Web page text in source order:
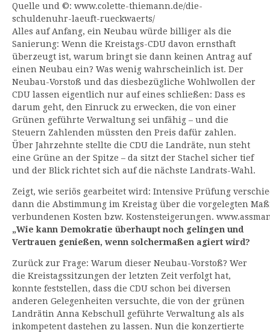
Quelle und ©: www.colette-thiemann.de/die-
schuldenuhr-laeuft-rueckwaerts/
Alles auf Anfang, ein Neubau würde billiger als die
Sanierung: Wenn die Kreistags-CDU davon ernsthaft
überzeugt ist, warum bringt sie dann keinen Antrag auf
einen Neubau ein? Was wenig wahrscheinlich ist. Der
Neubau-Vorstoß und das diesbezügliche Wohlwollen der
CDU lassen eigentlich nur auf eines schließen: Dass es
darum geht, den Einruck zu erwecken, die von einer
Grünen geführte Verwaltung sei unfähig – und die
Steuern Zahlenden müssten den Preis dafür zahlen.
Über Jahrzehnte stellte die CDU die Landräte, nun steht
eine Grüne an der Spitze – da sitzt der Stachel sicher tief
und der Blick richtet sich auf die nächste Landrats-Wahl.
Zeigt, wie seriös gearbeitet wird: Intensive Prüfung
dann die Abstimmung im Kreistag über die vorgelegten
verbundenen Kosten bzw. Kostensteigerungen.
„Wie kann Demokratie überhaupt noch gelingen und
Vertrauen genießen, wenn solchermaßen agiert wird?
Zurück zur Frage: Warum dieser Neubau-Vorstoß? Wer
die Kreistagssitzungen der letzten Zeit verfolgt hat,
konnte feststellen, dass die CDU schon bei diversen
anderen Gelegenheiten versuchte, die von der grünen
Landrätin Anna Kebschull geführte Verwaltung als als
inkompetent dastehen zu lassen. Nun die konzertierte